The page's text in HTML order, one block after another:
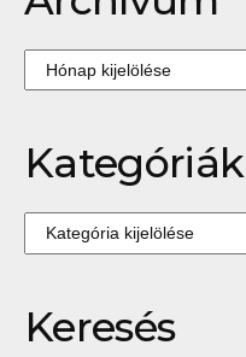
Archívum
Kategóriák
Kategóriák
Keresés